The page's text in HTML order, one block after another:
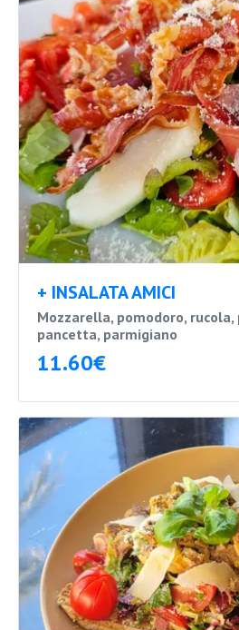
+ INSALATA AMICI
Mozzarella, pomodoro,
pancetta, parmigiano
11.60€